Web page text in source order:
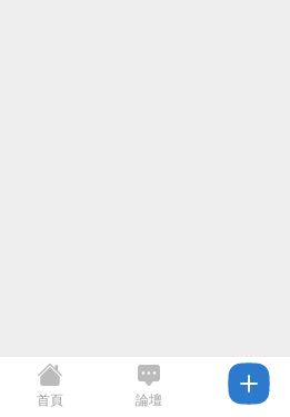
首頁 論壇